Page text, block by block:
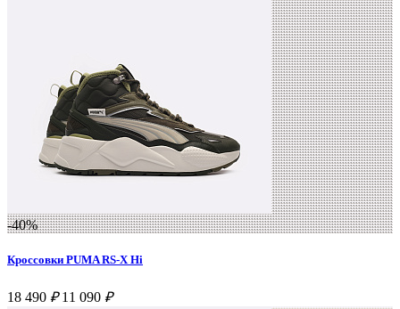
-40%
Кроссовки PUMA RS-X Hi
18 490 ₽ 11 090 ₽